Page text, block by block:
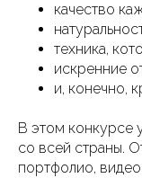
качество
техника,
искренние
и, конечно,
В этом конкурсе
со всей страны.
портфолио,